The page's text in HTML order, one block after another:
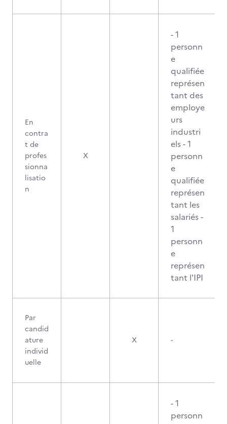
En
contra
t de
profes
sionna
lisatio
n
X
- 1
personn
e
qualifiée
représen
tant des
employe
urs
industri
els - 1
personn
e
qualifiée
représen
tant les
salariés -
1
personn
e
représen
tant l'IPI
Par
candid
ature
individ
uelle
X -
- 1
personn